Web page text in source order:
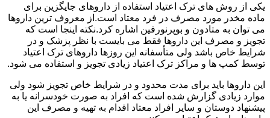
یکی از روش های ترک اعتیاد استفاده از داروهای جایگزین برای
ماده مخدر مورد مصرف در فرد معتاد است.از معروف ترین داروها
می توان به متادون و بوپرنورفین اشاره کرد.نکته اینجا است که
تجویز و مصرف این داروها فقط می بایست با نظر پزشک و در
شرایط خاص باشد ولی متأسفانه این روزها داروهای ترک اعتیاد
توسط کمپ ها و مراکز ترک اعتیاد زیادی تجویز و استفاده می شود.
این داروها باید برای مدت محدود و در شرایط خاص تجویز شود ولی
موارد زیادی گزارش شده است که افراد به صورت خودسرانه یا به
پیشنهاد دوستان و سایر افراد معتاد اقدام به تهیه و مصرف این